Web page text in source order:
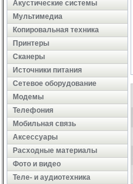
Акустические системы
Мультимедиа
Копировальная техника
Принтеры
Сканеры
Источники питания
Сетевое оборудование
Модемы
Телефония
Мобильная связь
Аксессуары
Расходные материалы
Фото и видео
Теле- и аудиотехника